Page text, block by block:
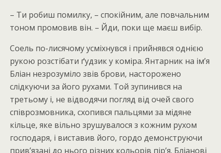
– Ти робиш помилку, – спокійним, але повчальним
тоном промовив він. – Йди, поки ще маєш вибір.
Соель по-лисячому усміхнувся і прийнявся однією
рукою розстібати ґудзик у коміра. Янтарник на ім’я
Бліан незрозуміло звів брови, насторожено
слідкуючи за його рухами. Той зупинився на
третьому і, не відводячи погляд від очей свого
співрозмовника, схопився пальцями за мідяне
кільце, яке вільно зрушувалося з кожним рухом
господаря, і виставив його, гордо демонструючи
прив’язані до нього різних кольорів пір’я. Бліанові